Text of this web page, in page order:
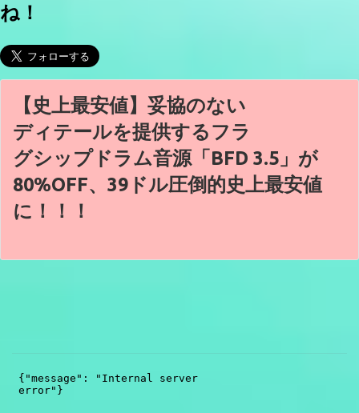
ね！
【史上最安値】妥協のない
ディテールを提供するフラ
グシップドラム音源「BFD 3.5」が
80%OFF、39ドル圧倒的史上最安値
に！！！